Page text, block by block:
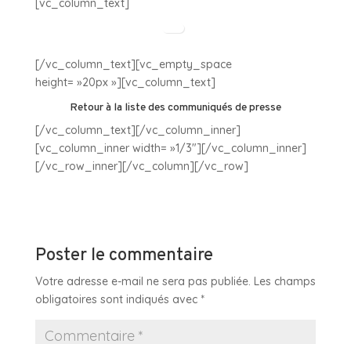
[vc_column_text]
[/vc_column_text][vc_empty_space
height= »20px »][vc_column_text]
Retour à la liste des communiqués de presse
[/vc_column_text][/vc_column_inner]
[vc_column_inner width= »1/3″][/vc_column_inner]
[/vc_row_inner][/vc_column][/vc_row]
Poster le commentaire
Votre adresse e-mail ne sera pas publiée. Les champs
obligatoires sont indiqués avec *